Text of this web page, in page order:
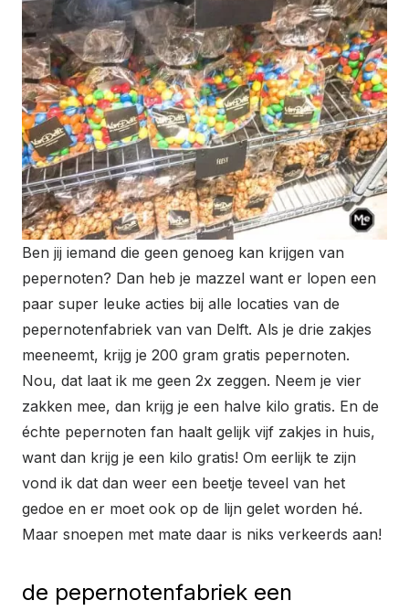
Ben jij iemand die geen genoeg kan krijgen van
pepernoten? Dan heb je mazzel want er lopen een
paar super leuke acties bij alle locaties van de
pepernotenfabriek van van Delft. Als je drie zakjes
meeneemt, krijg je 200 gram gratis pepernoten.
Nou, dat laat ik me geen 2x zeggen. Neem je vier
zakken mee, dan krijg je een halve kilo gratis. En de
échte pepernoten fan haalt gelijk vijf zakjes in huis,
want dan krijg je een kilo gratis! Om eerlijk te zijn
vond ik dat dan weer een beetje teveel van het
gedoe en er moet ook op de lijn gelet worden hé.
Maar snoepen met mate daar is niks verkeerds aan!
de pepernotenfabriek een